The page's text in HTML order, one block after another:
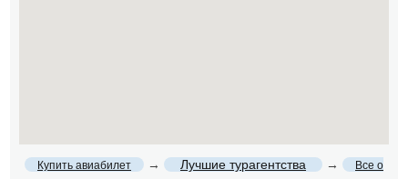
Купить авиабилет → Лучшие турагентства → Все о